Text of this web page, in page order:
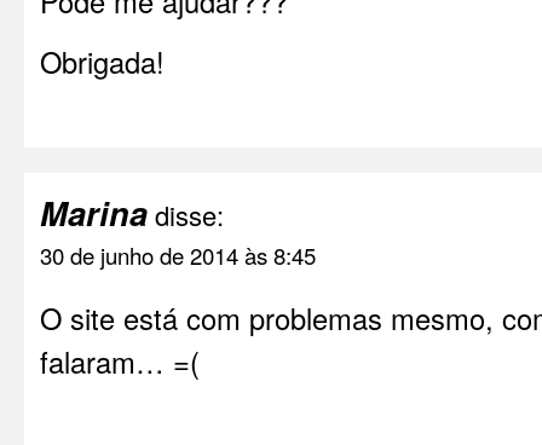
Obrigada!
Marinadisse:
30 de junho de 2014 às 8:45
O site está com problemas mesmo,
falaram… =(